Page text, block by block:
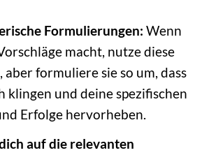
Formulierungen: Wenn
macht, nutze diese
aber formuliere sie so um, dass
klingen und deine spezifischen
Erfolge hervorheben.
auf die relevanten